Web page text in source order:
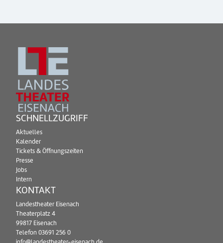
SCHNELLZUGRIFF
Aktuelles
Kalender
Tickets & Öffnungszeiten
Presse
Jobs
Intern
KONTAKT
Landestheater Eisenach
Theaterplatz 4
99817 Eisenach
Telefon 03691 256 0